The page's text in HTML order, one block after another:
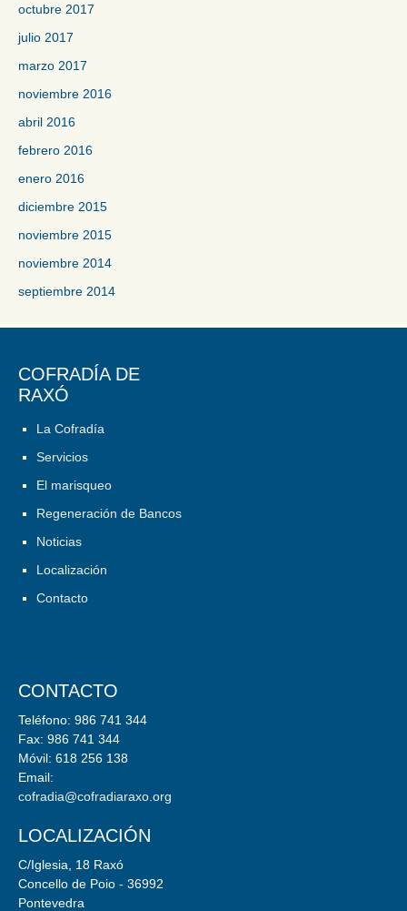
octubre 2017
julio 2017
marzo 2017
noviembre 2016
abril 2016
febrero 2016
enero 2016
diciembre 2015
noviembre 2015
noviembre 2014
septiembre 2014
COFRADÍA DE
RAXÓ
La Cofradía
Servicios
El marisqueo
Regeneración de Bancos
Noticias
Localización
Contacto
CONTACTO
Teléfono: 986 741 344
Fax: 986 741 344
Móvil: 618 256 138
Email:
cofradia@cofradiaraxo.org
LOCALIZACIÓN
C/Iglesia, 18 Raxó
Concello de Poio - 36992
Pontevedra